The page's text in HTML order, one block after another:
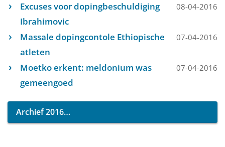
Excuses voor dopingbeschuldiging
Ibrahimovic
08-04-2016
Massale dopingcontole Ethiopische
atleten
07-04-2016
Moetko erkent: meldonium was
gemeengoed
07-04-2016
Archief 2016